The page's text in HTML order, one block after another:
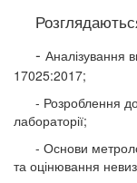
- Аналізування
17025:2017;
- Розроблення
лабораторії;
- Основи
та оцінювання